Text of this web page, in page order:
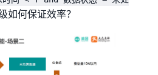
如何保证效率？